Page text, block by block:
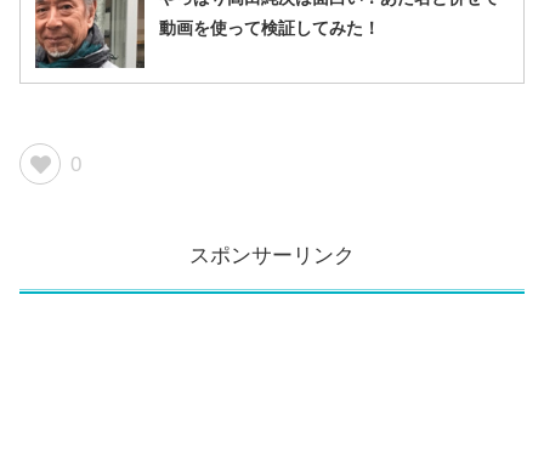
動画を使って検証してみた！
0
スポンサーリンク